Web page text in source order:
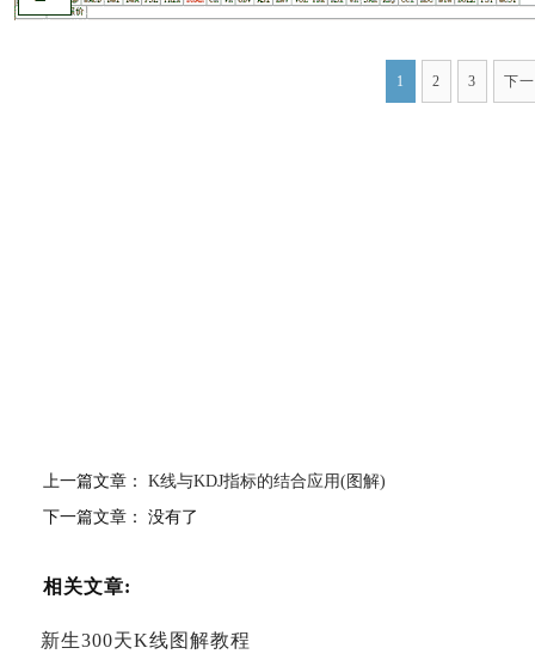
1 2 3 下
上一篇文章： K线与KDJ指标的结合应用(图解)
下一篇文章： 没有了
相关文章:
新生300天K线图解教程